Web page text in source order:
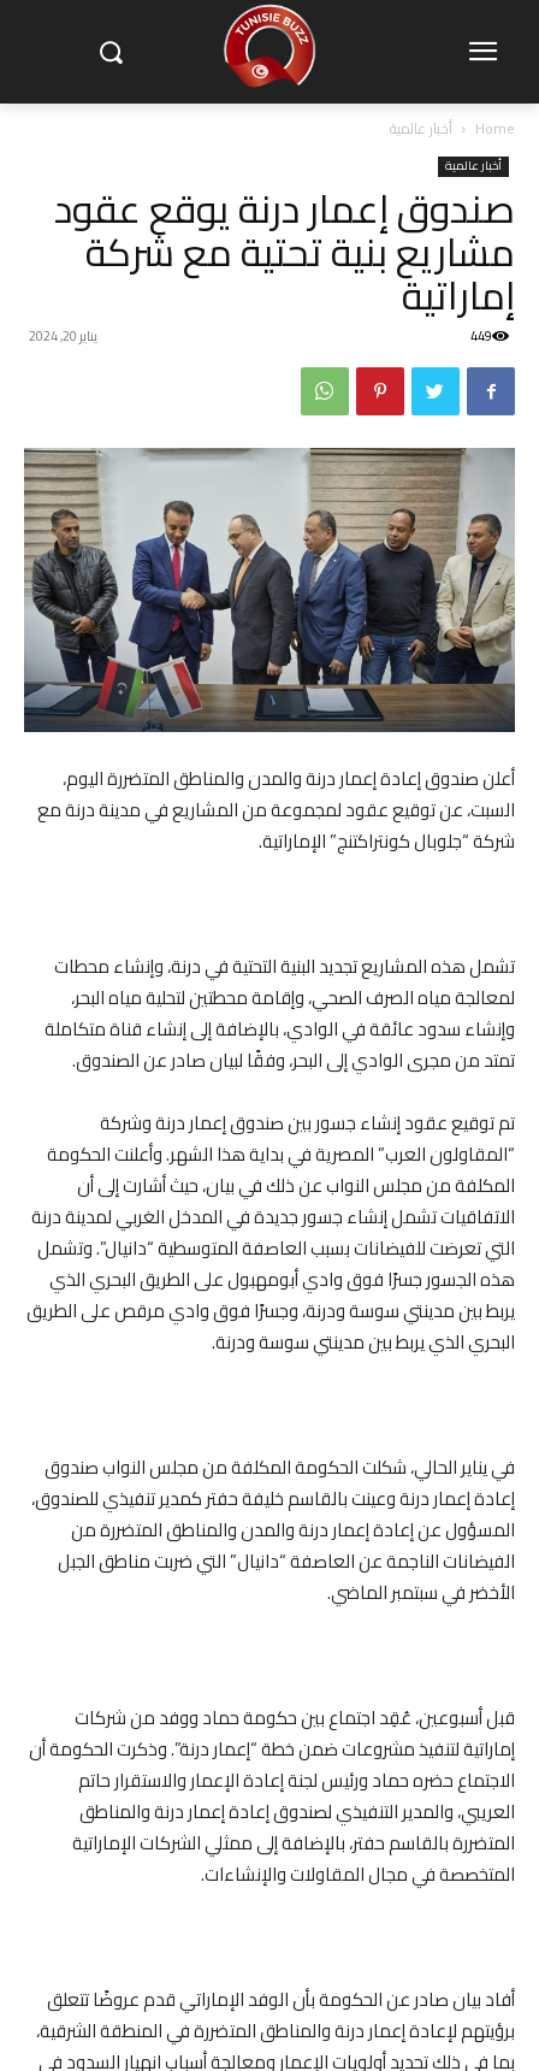
Home أخبار عالمية
أخبار عالمية
صندوق إعمار درنة يوقع عقود
مشاريع بنية تحتية مع شركة
إماراتية
يناير 20, 2024 449
أعلن صندوق إعادة إعمار درنة والمدن والمناطق المتضررة اليوم،
السبت، عن توقيع عقود لمجموعة من المشاريع في مدينة درنة مع
شركة “جلوبال كونتراكتنج” الإماراتية.
تشمل هذه المشاريع تجديد البنية التحتية في درنة، وإنشاء محطات
لمعالجة مياه الصرف الصحي، وإقامة محطتين لتحلية مياه البحر،
وإنشاء سدود عائقة في الوادي، بالإضافة إلى إنشاء قناة متكاملة
تمتد من مجرى الوادي إلى البحر، وفقًا لبيان صادر عن الصندوق.
تم توقيع عقود إنشاء جسور بين صندوق إعمار درنة وشركة
“المقاولون العرب” المصرية في بداية هذا الشهر. وأعلنت الحكومة
المكلفة من مجلس النواب عن ذلك في بيان، حيث أشارت إلى أن
الاتفاقيات تشمل إنشاء جسور جديدة في المدخل الغربي لمدينة درنة
التي تعرضت للفيضانات بسبب العاصفة المتوسطية “دانيال”. وتشمل
هذه الجسور جسرًا فوق وادي أبومهبول على الطريق البحري الذي
يربط بين مدينتي سوسة ودرنة، وجسرًا فوق وادي مرقص على الطريق
البحري الذي يربط بين مدينتي سوسة ودرنة.
في يناير الحالي، شكلت الحكومة المكلفة من مجلس النواب صندوق
إعادة إعمار درنة وعينت بالقاسم خليفة حفتر كمدير تنفيذي للصندوق،
المسؤول عن إعادة إعمار درنة والمدن والمناطق المتضررة من
الفيضانات الناجمة عن العاصفة “دانيال” التي ضربت مناطق الجبل
الأخضر في سبتمبر الماضي.
قبل أسبوعين، عُقِد اجتماع بين حكومة حماد ووفد من شركات
إماراتية لتنفيذ مشروعات ضمن خطة “إعمار درنة”. وذكرت الحكومة أن
الاجتماع حضره حماد ورئيس لجنة إعادة الإعمار والاستقرار حاتم
العريبي، والمدير التنفيذي لصندوق إعادة إعمار درنة والمناطق
المتضررة بالقاسم حفتر، بالإضافة إلى ممثلي الشركات الإماراتية
المتخصصة في مجال المقاولات والإنشاءات.
أفاد بيان صادر عن الحكومة بأن الوفد الإماراتي قدم عروضًا تتعلق
برؤيتهم لإعادة إعمار درنة والمناطق المتضررة في المنطقة الشرقية،
بما في ذلك تحديد أولويات الإعمار ومعالجة أسباب انهيار السدود في